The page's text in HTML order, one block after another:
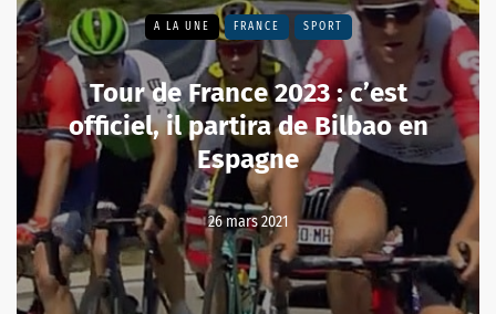
A LA UNE FRANCE SPORT
Tour de France 2023 : c’est
officiel, il partira de Bilbao en
Espagne
26 mars 2021